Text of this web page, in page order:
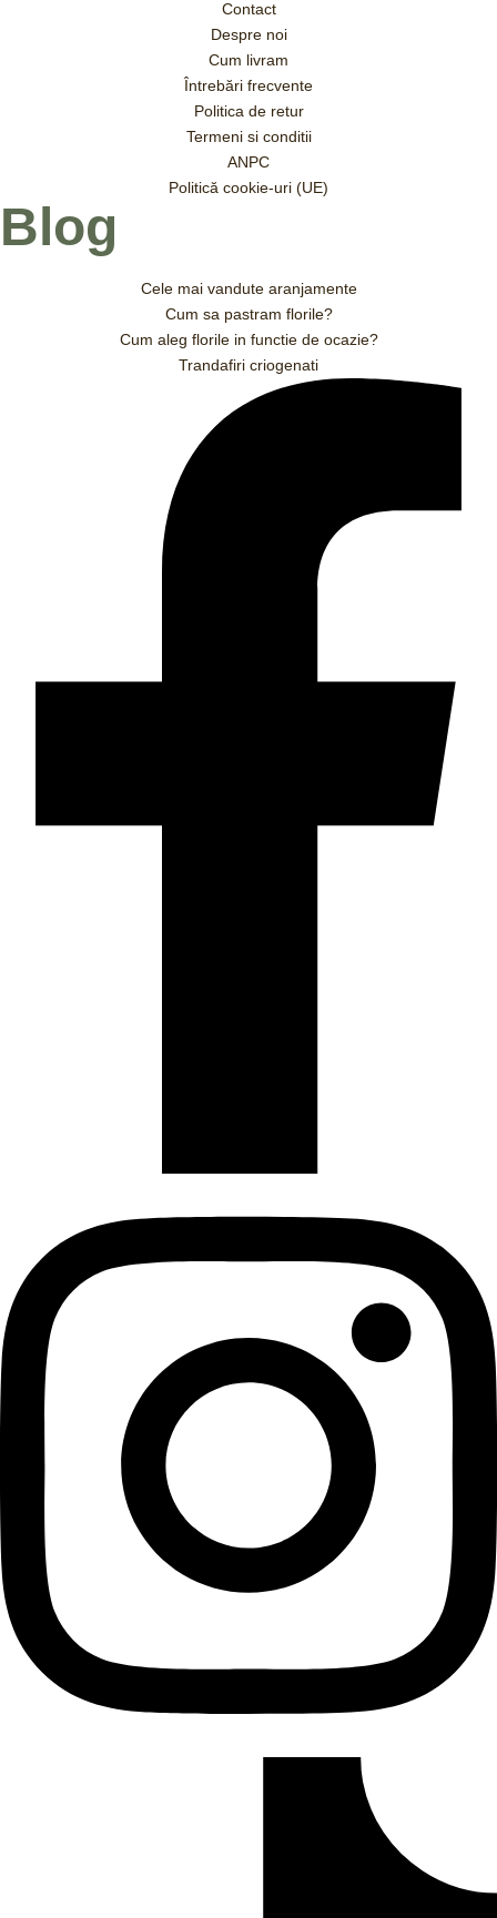
Contact
Despre noi
Cum livram
Întrebări frecvente
Politica de retur
Termeni si conditii
ANPC
Politică cookie-uri (UE)
Blog
Cele mai vandute aranjamente
Cum sa pastram florile?
Cum aleg florile in functie de ocazie?
Trandafiri criogenati